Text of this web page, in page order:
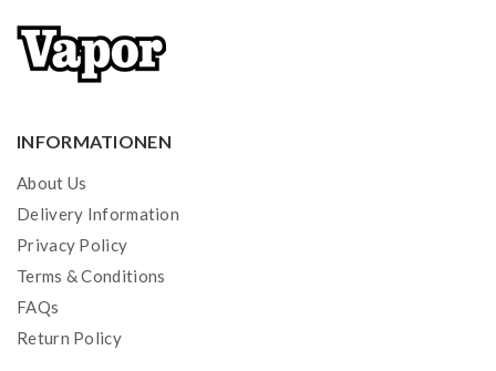
INFORMATIONEN
About Us
Delivery Information
Privacy Policy
Terms & Conditions
FAQs
Return Policy